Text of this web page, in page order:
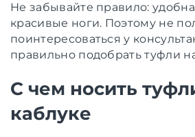
Не забывайте правило:
красивые ноги. Поэтому не
поинтересоваться у
правильно подобрать туфли
С чем носить
каблуке